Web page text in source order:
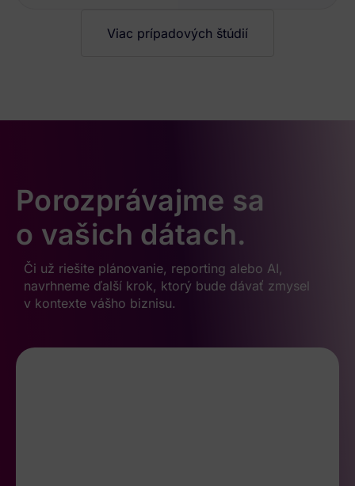
Viac prípadových štúdií
Porozprávajme sa
o vašich dátach.
Či už riešite plánovanie, reporting alebo AI,
navrhneme ďalší krok, ktorý bude dávať zmysel
v kontexte vášho biznisu.